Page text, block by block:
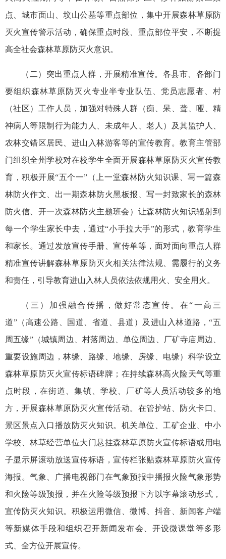
点、城市面山、坟山公墓等重点部位，集中开展森林草原防
灭火宣传警示活动，确保重点时段、重点部位平安，不断提
高全社会森林草原防灭火意识。
（二）突出重点人群，开展精准宣传。各县市、各部门
要组织森林草原防灭火专业半专业队伍、党员志愿者、村
（社区）工作人员，加强对特殊人群（痴、呆、聋、哑、精
神病人等限制行为能力人、未成年人、老人）及其监护人、
农林交错区居民、进山入林游客等的宣传教育。教育主管部
门组织全州学校对在校学生全面开展森林草原防灭火宣传教
育，积极开展“五个一”（上一堂森林防火知识课、写一篇森
林防火作文、出一期森林防火黑板报、写一封致家长的森林
防火信、开一次森林防火主题班会‌）让森林防火知识辐射到
每一个学生家长中去，通过“小手拉大手”的形式，教育学生
和家长。通过发放宣传手册、宣传单等，面对面向重点人群
精准宣传讲解森林草原防灭火相关法律法规、需履行的义务
和责任，引导教育进山入林人员依法依规用火、安全用火。
（三）加强融合传播，做好常态宣传。在“一高三
道”（高速公路、国道、省道、县道）及进山入林道路，“五
周五缘”（城镇周边、村落周边、单位周边、厂矿寺庙周边、
重要设施周边，林缘、路缘、地缘、房缘、电缘）科学设立
森林草原防灭火宣传标语碑牌；在持续森林高火险天气等重
点时段，在街道、集镇、学校、厂矿等人员活动较多的地
方，开展森林草原防灭火宣传活动。在管护站、防火卡口、
景区景点入口播放防灭火知识。机关单位、工矿企业、中小
学校、林草经营单位大门悬挂森林草原防火宣传标语或用电
子显示屏滚动放送宣传标语，宣传栏张贴森林草原防火宣传
海报。气象、广播电视部门在气象预报中播报火险气象形势
和火险等级预报，并在火险等级预报下方以字幕滚动形式，
宣传防灭火知识。积极运用微信、微博、抖音、新闻客户端
等新媒体手段和组织召开新闻发布会、开设微课堂等多形
式、全方位开展宣传。